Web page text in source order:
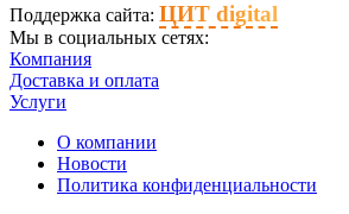
Поддержка сайта: ЦИТ digital
Мы в социальных сетях:
Компания
Доставка и оплата
Услуги
О компании
Новости
Политика конфиденциальности